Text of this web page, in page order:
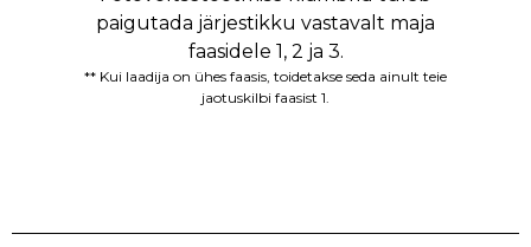
paigutada järjestikku vastavalt maja
faasidele 1, 2 ja 3.
** Kui laadija on ühes faasis, toidetakse seda ainult teie
jaotuskilbi faasist 1.